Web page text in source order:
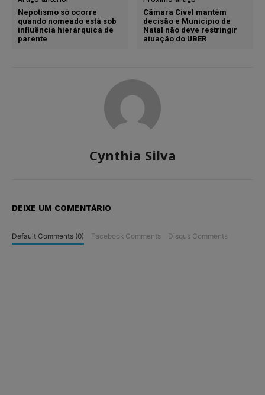
Nepotismo só ocorre
quando nomeado está sob
influência hierárquica de
parente
Câmara Cível mantém
decisão e Município de
Natal não deve restringir
atuação do UBER
Cynthia Silva
DEIXE UM COMENTÁRIO
Default Comments (0) Facebook Comments Disqus Comments